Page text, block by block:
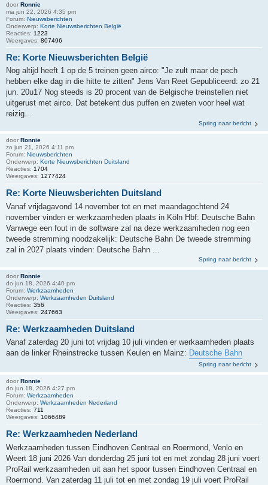
door Ronnie
ma jun 22, 2026 4:35 pm
Forum: Nieuwsberichten
Onderwerp: Korte Nieuwsberichten België
Reacties: 1223
Weergaves: 807496
Re: Korte Nieuwsberichten België
Nog altijd heeft 1 op de 5 treinen geen airco: "Je zult maar de pech
hebben elke dag in die hitte te zitten" Jens Van Reet Gepubliceerd: zo 21
jun. 20u17 Nog steeds is 20 procent van de Belgische treinstellen niet
uitgerust met airco. Dat betekent dus puffen en zweten voor heel wat
reizig...
Spring naar bericht
door Ronnie
zo jun 21, 2026 4:11 pm
Forum: Nieuwsberichten
Onderwerp: Korte Nieuwsberichten Duitsland
Reacties: 1704
Weergaves: 1277424
Re: Korte Nieuwsberichten Duitsland
Vanaf vrijdagavond 14 november tot en met maandagochtend 24
november vinden er werkzaamheden plaats in Köln Hbf: Deutsche Bahn
Vanwege een fout in de software zal na deze werkzaamheden nog een
tweede stremming noodzakelijk: Deutsche Bahn De tweede stremming
zal in 2027 plaats vinden: Deutsche Bahn ...
Spring naar bericht
door Ronnie
do jun 18, 2026 4:40 pm
Forum: Werkzaamheden
Onderwerp: Werkzaamheden Duitsland
Reacties: 356
Weergaves: 247663
Re: Werkzaamheden Duitsland
Vanaf zaterdag 20 juni tot vrijdag 10 juli vinden er werkaamheden plaats
aan de linker Rheinstrecke tussen Keulen en Mainz: Deutsche Bahn
Spring naar bericht
door Ronnie
do jun 18, 2026 4:27 pm
Forum: Werkzaamheden
Onderwerp: Werkzaamheden Nederland
Reacties: 711
Weergaves: 1066489
Re: Werkzaamheden Nederland
Werkzaamheden tussen Eindhoven Centraal en Roermond, Venlo en
Weert 18 juni 2026 Van donderdag 25 juni tot en met zondag 28 juni voert
ProRail werkzaamheden uit aan het spoor tussen Eindhoven Centraal en
Roermond. Van zaterdag 11 juli tot en met zondag 19 juli voert ProRail